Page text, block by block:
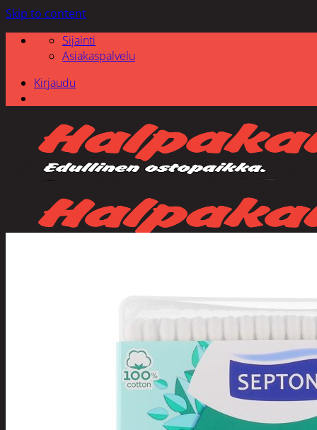
Skip to content
Sijainti
Asiakaspalvelu
Kirjaudu
Tuotevalikoima
Poistotuotteet
Kausituotteet
Joulu
Joulu- ja kausivalot